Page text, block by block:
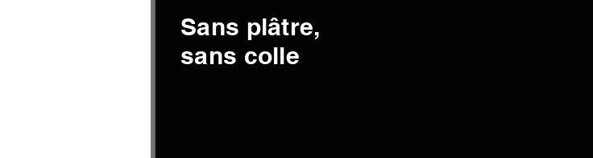
Sans plâtre,
sans colle